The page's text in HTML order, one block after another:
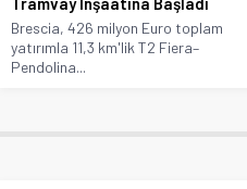
Brescia, 426 milyon Euro toplam
yatırımla 11,3 km'lik T2 Fiera–
Pendolina...